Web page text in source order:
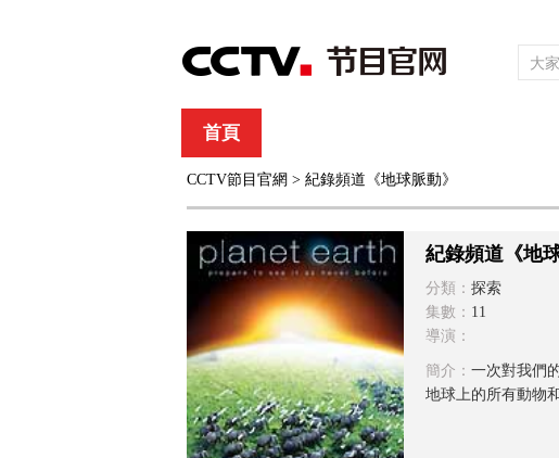
首頁
綜合 新聞 財經 綜藝 中文國際
CCTV節目官網 > 紀錄頻道《地球脈動》
紀錄頻道《地
分類： 探索
集數： 11
導演：
簡介： 一次對我們
地球上的所有動物